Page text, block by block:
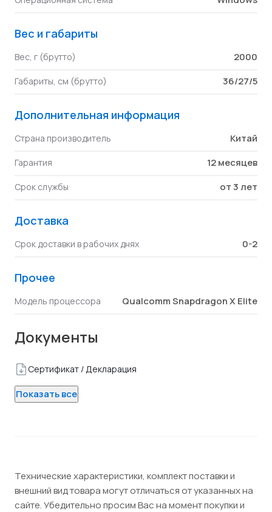
Вес и габариты
Вес, г (брутто) 2000
Габариты, см (брутто) 36/27/5
Дополнительная информация
Страна производитель Китай
Гарантия 12 месяцев
Срок службы от 3 лет
Доставка
Срок доставки в рабочих днях 0-2
Прочее
Модель процессора Qualcomm Snapdragon X Elite
Документы
Сертификат / Декларация
Показать все
Технические характеристики, комплект поставки и
внешний вид товара могут отличаться от указанных на
сайте. Убедительно просим Вас на момент покупки и